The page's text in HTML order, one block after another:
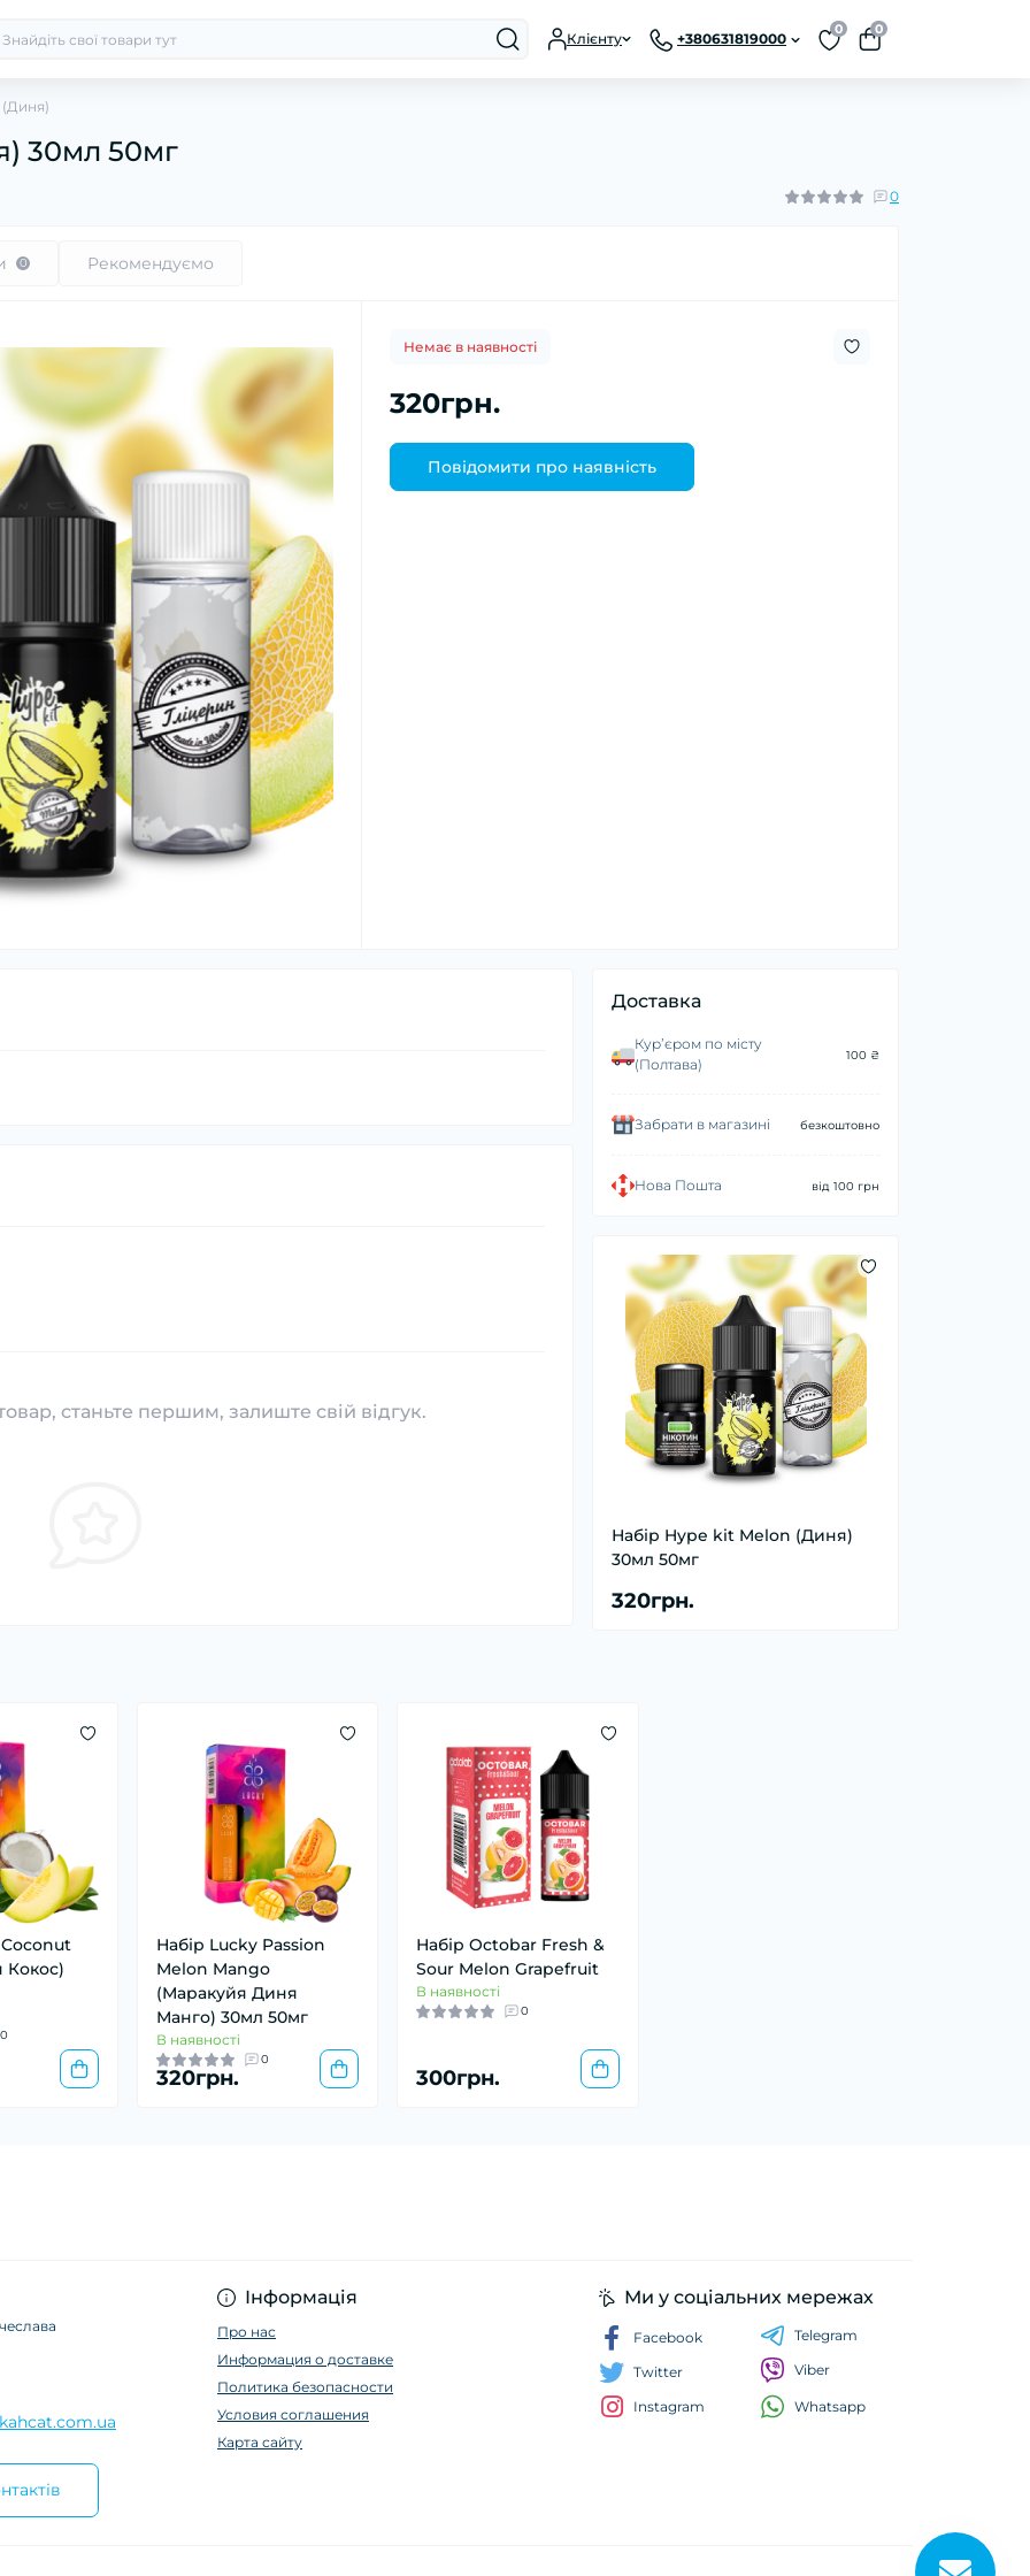
Клієнту +380631819000
0 0
(Диня)
30мл 50мг
0
0 Рекомендуємо
Немає в наявності
320грн.
Повідомити про наявність
Доставка
Курʼєром по місту
(Полтава)
100 ₴
Забрати в магазині безкоштовно
Нова Пошта від 100 грн
Набір Hype kit Melon (Диня)
30мл 50мг
320грн.
станьте першим, залиште свій відгук.
Кокос)
0
Набір Lucky Passion
Melon Mango
(Маракуйя Диня
Манго) 30мл 50мг
В наявності
0
320грн.
Набір Octobar Fresh &
Sour Melon Grapefruit
В наявності
0
300грн.
Інформація
Про нас
Информация о доставке
Политика безопасности
Условия соглашения
Карта сайту
Ми у соціальних мережах
Facebook
Twitter
Instagram
Telegram
Viber
Whatsapp